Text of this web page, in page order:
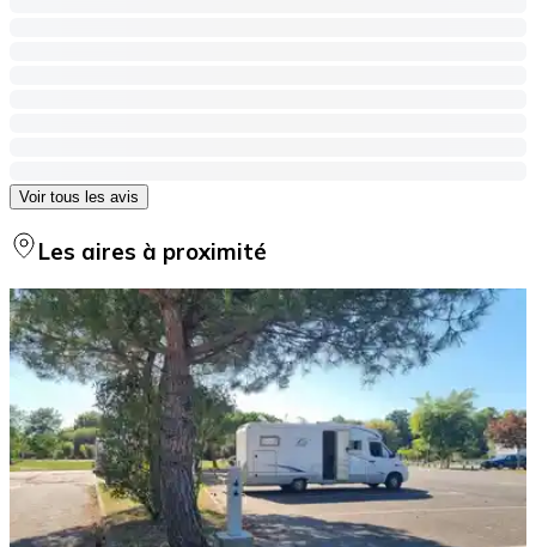
Voir tous les avis
Les aires à proximité